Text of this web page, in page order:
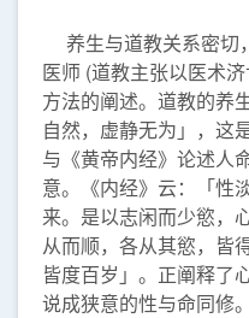
养生与道教关系密切
医师 (道教主张以医术
方法的阐述。道教的养
自然，虚静无为」，这
与《黄帝内经》论述人
意。《内经》云：「性
来。是以志闲而少慾，
从而顺，各从其慾，皆
皆度百岁」。正阐释了
说成狭意的性与命同修。